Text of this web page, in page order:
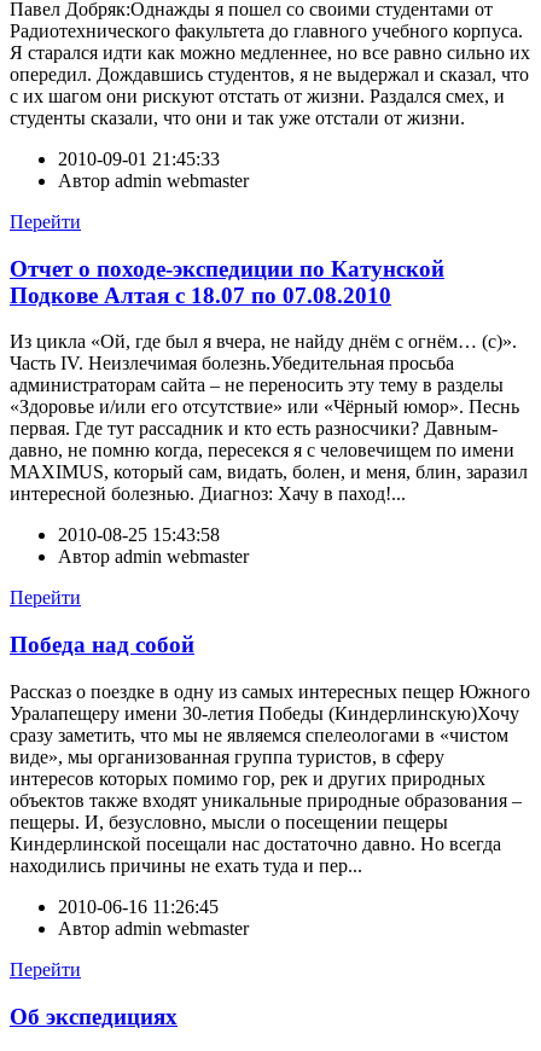
Павел Добряк:Однажды я пошел со своими студентами от
Радиотехнического факультета до главного учебного корпуса.
Я старался идти как можно медленнее, но все равно сильно их
опередил. Дождавшись студентов, я не выдержал и сказал, что
с их шагом они рискуют отстать от жизни. Раздался смех, и
студенты сказали, что они и так уже отстали от жизни.
2010-09-01 21:45:33
Автор admin webmaster
Перейти
Отчет о походе-экспедиции по Катунской
Подкове Алтая с 18.07 по 07.08.2010
Из цикла «Ой, где был я вчера, не найду днём с огнём… (с)».
Часть IV. Неизлечимая болезнь.Убедительная просьба
администраторам сайта – не переносить эту тему в разделы
«Здоровье и/или его отсутствие» или «Чёрный юмор». Песнь
первая. Где тут рассадник и кто есть разносчики? Давным-
давно, не помню когда, пересекся я с человечищем по имени
MAXIMUS, который сам, видать, болен, и меня, блин, заразил
интересной болезнью. Диагноз: Хачу в паход!...
2010-08-25 15:43:58
Автор admin webmaster
Перейти
Победа над собой
Рассказ о поездке в одну из самых интересных пещер Южного
Уралапещеру имени 30-летия Победы (Киндерлинскую)Хочу
сразу заметить, что мы не являемся спелеологами в «чистом
виде», мы организованная группа туристов, в сферу
интересов которых помимо гор, рек и других природных
объектов также входят уникальные природные образования –
пещеры. И, безусловно, мысли о посещении пещеры
Киндерлинской посещали нас достаточно давно. Но всегда
находились причины не ехать туда и пер...
2010-06-16 11:26:45
Автор admin webmaster
Перейти
Об экспедициях